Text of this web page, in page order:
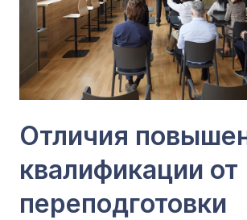
Отличия
квалификации от
переподготовки